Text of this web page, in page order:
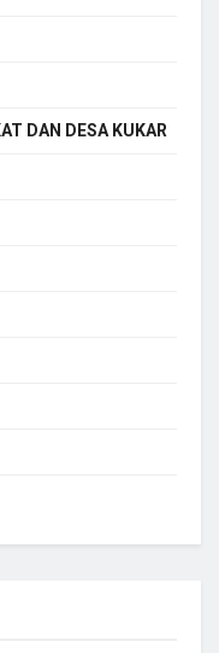
DAN DESA KUKAR